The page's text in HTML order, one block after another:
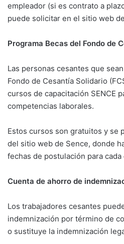
empleador (si es contrato a
puede solicitar en el sitio web
Programa Becas del Fondo de
Las personas cesantes que
Fondo de Cesantía Solidario
cursos de capacitación SENCE
competencias laborales.
Estos cursos son gratuitos y se
del sitio web de Sence, donde
fechas de postulación para cada
Cuenta de ahorro de
Los trabajadores cesantes
indemnización por término de
o sustituye la indemnización